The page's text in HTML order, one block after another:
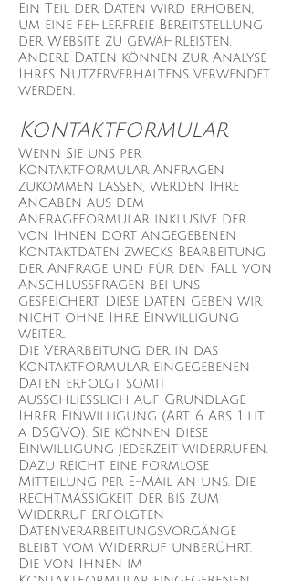
Ein Teil der Daten wird erhoben,
um eine fehlerfreie Bereitstellung
der Website zu gewährleisten.
Andere Daten können zur Analyse
Ihres Nutzerverhaltens verwendet
werden.
Kontaktformular
Wenn Sie uns per
Kontaktformular Anfragen
zukommen lassen, werden Ihre
Angaben aus dem
Anfrageformular inklusive der
von Ihnen dort angegebenen
Kontaktdaten zwecks Bearbeitung
der Anfrage und für den Fall von
Anschlussfragen bei uns
gespeichert. Diese Daten geben wir
nicht ohne Ihre Einwilligung
weiter.
Die Verarbeitung der in das
Kontaktformular eingegebenen
Daten erfolgt somit
ausschließlich auf Grundlage
Ihrer Einwilligung (Art. 6 Abs. 1 lit.
a DSGVO). Sie können diese
Einwilligung jederzeit widerrufen.
Dazu reicht eine formlose
Mitteilung per E-Mail an uns. Die
Rechtmäßigkeit der bis zum
Widerruf erfolgten
Datenverarbeitungsvorgänge
bleibt vom Widerruf unberührt.
Die von Ihnen im